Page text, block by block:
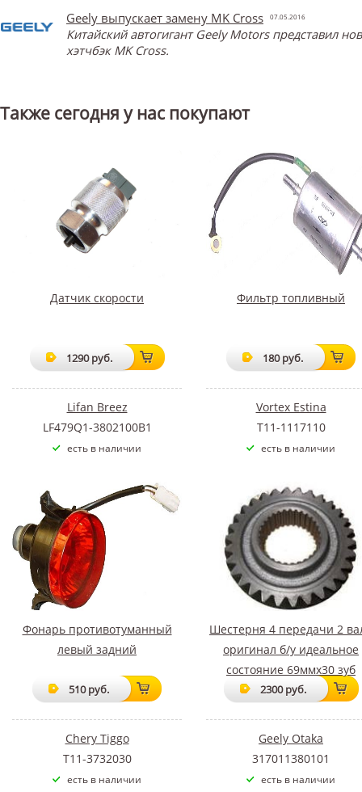
Geely выпускает замену MK Cross 07.05.2016
Китайский автогигант Geely Motors представил
хэтчбэк MK Cross.
Также сегодня у нас покупают
Датчик скорости
1290 руб.
Lifan Breez
LF479Q1-3802100B1
есть в наличии
Фильтр топливный
180 руб.
Vortex Estina
T11-1117110
есть в наличии
Фонарь противотуманный
левый задний
510 руб.
Chery Tiggo
T11-3732030
есть в наличии
Шестерня 4 передачи 2
оригинал б/у идеальное
состояние 69ммх30 зуб
2300 руб.
Geely Otaka
317011380101
есть в наличии